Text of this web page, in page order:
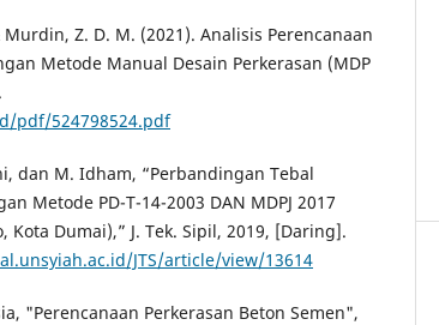
Z. D. M. (2021). Analisis Perencanaan
Metode Manual Desain Perkerasan (MDP
pdf/524798524.pdf
dan M. Idham, “Perbandingan Tebal
Metode PD-T-14-2003 DAN MDPJ 2017
Kota Dumai),” J. Tek. Sipil, 2019, [Daring].
JTS/article/view/13614
"Perencanaan Perkerasan Beton Semen",